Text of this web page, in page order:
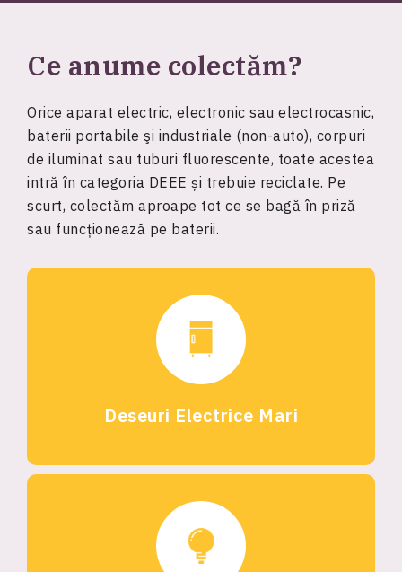
Ce anume colectăm?
Orice aparat electric, electronic sau electrocasnic,
baterii portabile şi industriale (non-auto), corpuri
de iluminat sau tuburi fluorescente, toate acestea
intră în categoria DEEE și trebuie reciclate. Pe
scurt, colectăm aproape tot ce se bagă în priză
sau funcționează pe baterii.
Deseuri Electrice Mari